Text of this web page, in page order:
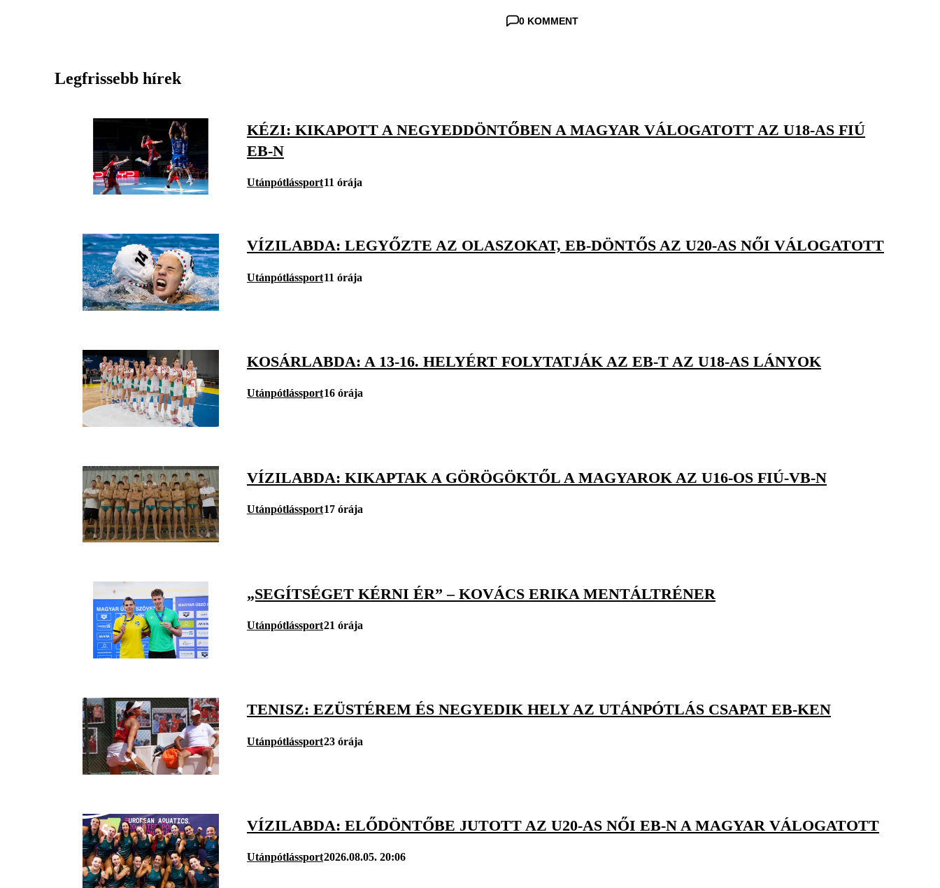
0 KOMMENT
Legfrissebb hírek
KÉZI: KIKAPOTT A NEGYEDDÖNTŐBEN A MAGYAR VÁLOGATOTT AZ U18-AS FIÚ
EB-N
Utánpótlássport11 órája
VÍZILABDA: LEGYŐZTE AZ OLASZOKAT, EB-DÖNTŐS AZ U20-AS NŐI VÁLOGATOTT
Utánpótlássport11 órája
KOSÁRLABDA: A 13-16. HELYÉRT FOLYTATJÁK AZ EB-T AZ U18-AS LÁNYOK
Utánpótlássport16 órája
VÍZILABDA: KIKAPTAK A GÖRÖGÖKTŐL A MAGYAROK AZ U16-OS FIÚ-VB-N
Utánpótlássport17 órája
„SEGÍTSÉGET KÉRNI ÉR” – KOVÁCS ERIKA MENTÁLTRÉNER
Utánpótlássport21 órája
TENISZ: EZÜSTÉREM ÉS NEGYEDIK HELY AZ UTÁNPÓTLÁS CSAPAT EB-KEN
Utánpótlássport23 órája
VÍZILABDA: ELŐDÖNTŐBE JUTOTT AZ U20-AS NŐI EB-N A MAGYAR VÁLOGATOTT
Utánpótlássport2026.08.05. 20:06